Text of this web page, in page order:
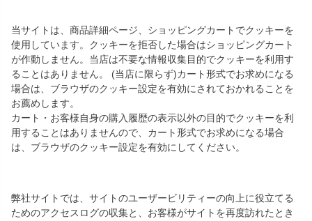
当サイトは、商品詳細ページ、ショッピングカートでクッキーを
使用しています。クッキーを拒否した場合はショッピングカート
が作動しません。当店は不要な情報収集目的でクッキーを利用す
ることはありません。 (当店に限らず)カート形式でお求めになる
場合は、ブラウザのクッキー設定を有効にされておかれることを
お薦めします。
カート・お客様自身の購入履歴の表示以外の目的でクッキーを利
用することはありませんので、カート形式でお求めになる場合
は、ブラウザのクッキー設定を有効にしてください。
弊社サイトでは、サイトのユーザービリティーの向上に役立てる
ためのアクセスログの収集と、お客様がサイトを再度訪れたとき